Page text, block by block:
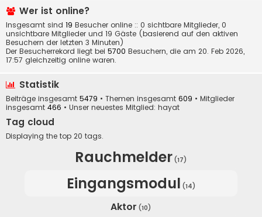
Wer ist online?
Insgesamt sind 19 Besucher online :: 0 sichtbare Mitglieder, 0
unsichtbare Mitglieder und 19 Gäste (basierend auf den aktiven
Besuchern der letzten 3 Minuten)
Der Besucherrekord liegt bei 5700 Besuchern, die am 20. Feb 2026,
17:57 gleichzeitig online waren.
Statistik
Beiträge insgesamt 5479 • Themen insgesamt 609 • Mitglieder
insgesamt 466 • Unser neuestes Mitglied: hayat
Tag cloud
Displaying the top 20 tags.
Rauchmelder (17)
Eingangsmodul (14)
Aktor (10)